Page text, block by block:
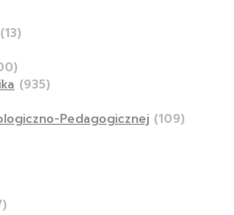
(13)
(935)
Pedagogicznej (109)